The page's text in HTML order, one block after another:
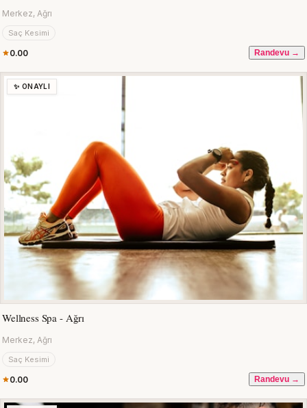
Merkez, Ağrı
Saç Kesimi
0.00 Randevu →
✨ ONAYLI
Wellness Spa - Ağrı
Merkez, Ağrı
Saç Kesimi
0.00 Randevu →